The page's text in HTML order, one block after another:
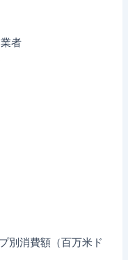
者
別消費額（百万米ド